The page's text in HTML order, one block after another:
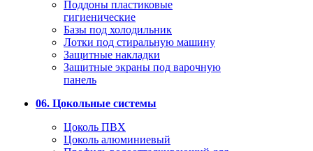
Поддоны пластиковые
гигиенические
Базы под холодильник
Лотки под стиральную машину
Защитные накладки
Защитные экраны под варочную
панель
06. Цокольные системы
Цоколь ПВХ
Цоколь алюминиевый